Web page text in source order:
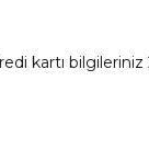
kartı